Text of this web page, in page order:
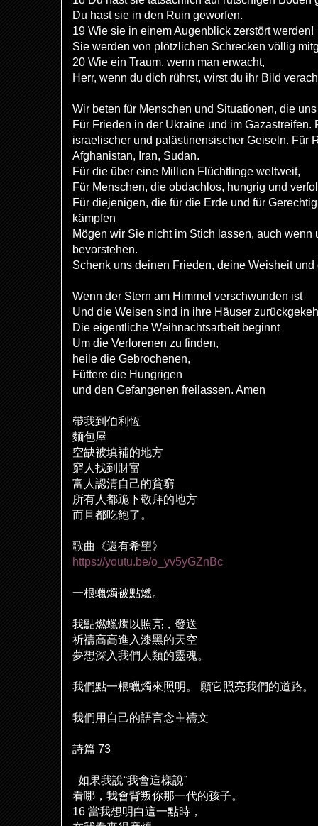
Du hast sie in den Ruin geworfen.
19 Wie sie in einem Augenblick zerstört werden!
Sie werden von plötzlichen Schrecken völlig
20 Wie ein Traum, wenn man erwacht,
Herr, wenn du dich rührst, wirst du ihr Bild
Wir beten für Menschen und Situationen, die
Für Frieden in der Ukraine und im Gazastreifen.
israelischer und palästinensischer Geiseln. Für
Afghanistan, Iran, Sudan.
Für die über eine Million Flüchtlinge weltweit,
Für Menschen, die obdachlos, hungrig und
Für diejenigen, die für die Erde und für
kämpfen
Mögen wir Sie nicht im Stich lassen, auch wenn
bevorstehen.
Schenk uns deinen Frieden, deine Weisheit und
Wenn der Stern am Himmel verschwunden ist
Und die Weisen sind in ihre Häuser
Die eigentliche Weihnachtsarbeit beginnt
Um die Verlorenen zu finden,
heile die Gebrochenen,
Füttere die Hungrigen
und den Gefangenen freilassen. Amen
帶我到伯利恆
麵包屋
空缺被填補的地方
窮人找到財富
富人認清自己的貧窮
所有人都跪下敬拜的地方
而且都吃飽了。
歌曲《還有希望》
https://youtu.be/o_yv5yGZnBc
一根蠟燭被點燃。
我點燃蠟燭以照亮，發送
祈禱高高進入漆黑的天空
夢想深入我們人類的靈魂。
我們點一根蠟燭來照明。 願它照亮我們的道路。
我們用自己的語言念主禱文
詩篇 73
如果我說“我會這樣說”
看哪，我會背叛你那一代的孩子。
16 當我想明白這一點時，